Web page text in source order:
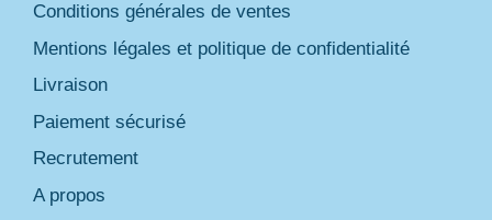
Conditions générales de ventes
Mentions légales et politique de confidentialité
Livraison
Paiement sécurisé
Recrutement
A propos